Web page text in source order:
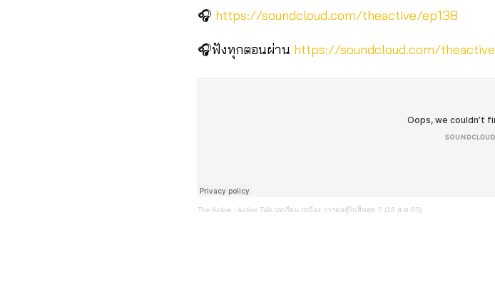
🎧 https://soundcloud.com/theactive/ep138
🎧ฟังทุกตอนผ่าน https://soundcloud.com/theactive
The Active · Active Talk บทเรียน เหมือง การต่อสู้ไม่สิ้นสุด ? (18 ส.ค.65)